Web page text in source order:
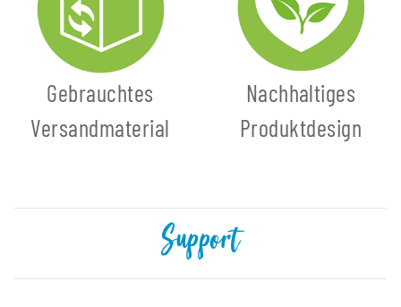
Gebrauchtes
Versandmaterial
Nachhaltiges
Produktdesign
Support